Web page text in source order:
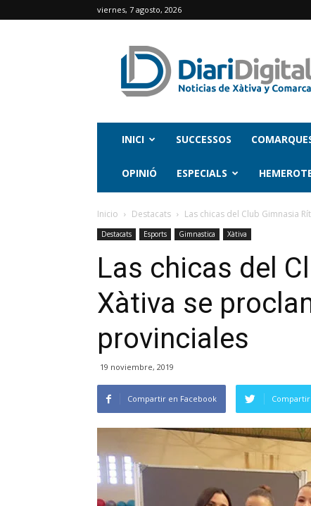
viernes, 7 agosto, 2026
INICI SUCCESSOS
OPINIÓ ESPECIALS
Inicio Destacats Las chicas del Club Gimnasia
Destacats Esports Gimnastica Xàtiva
Las chicas del
Xàtiva se
provinciales
19 noviembre, 2019
Compartir en Facebook